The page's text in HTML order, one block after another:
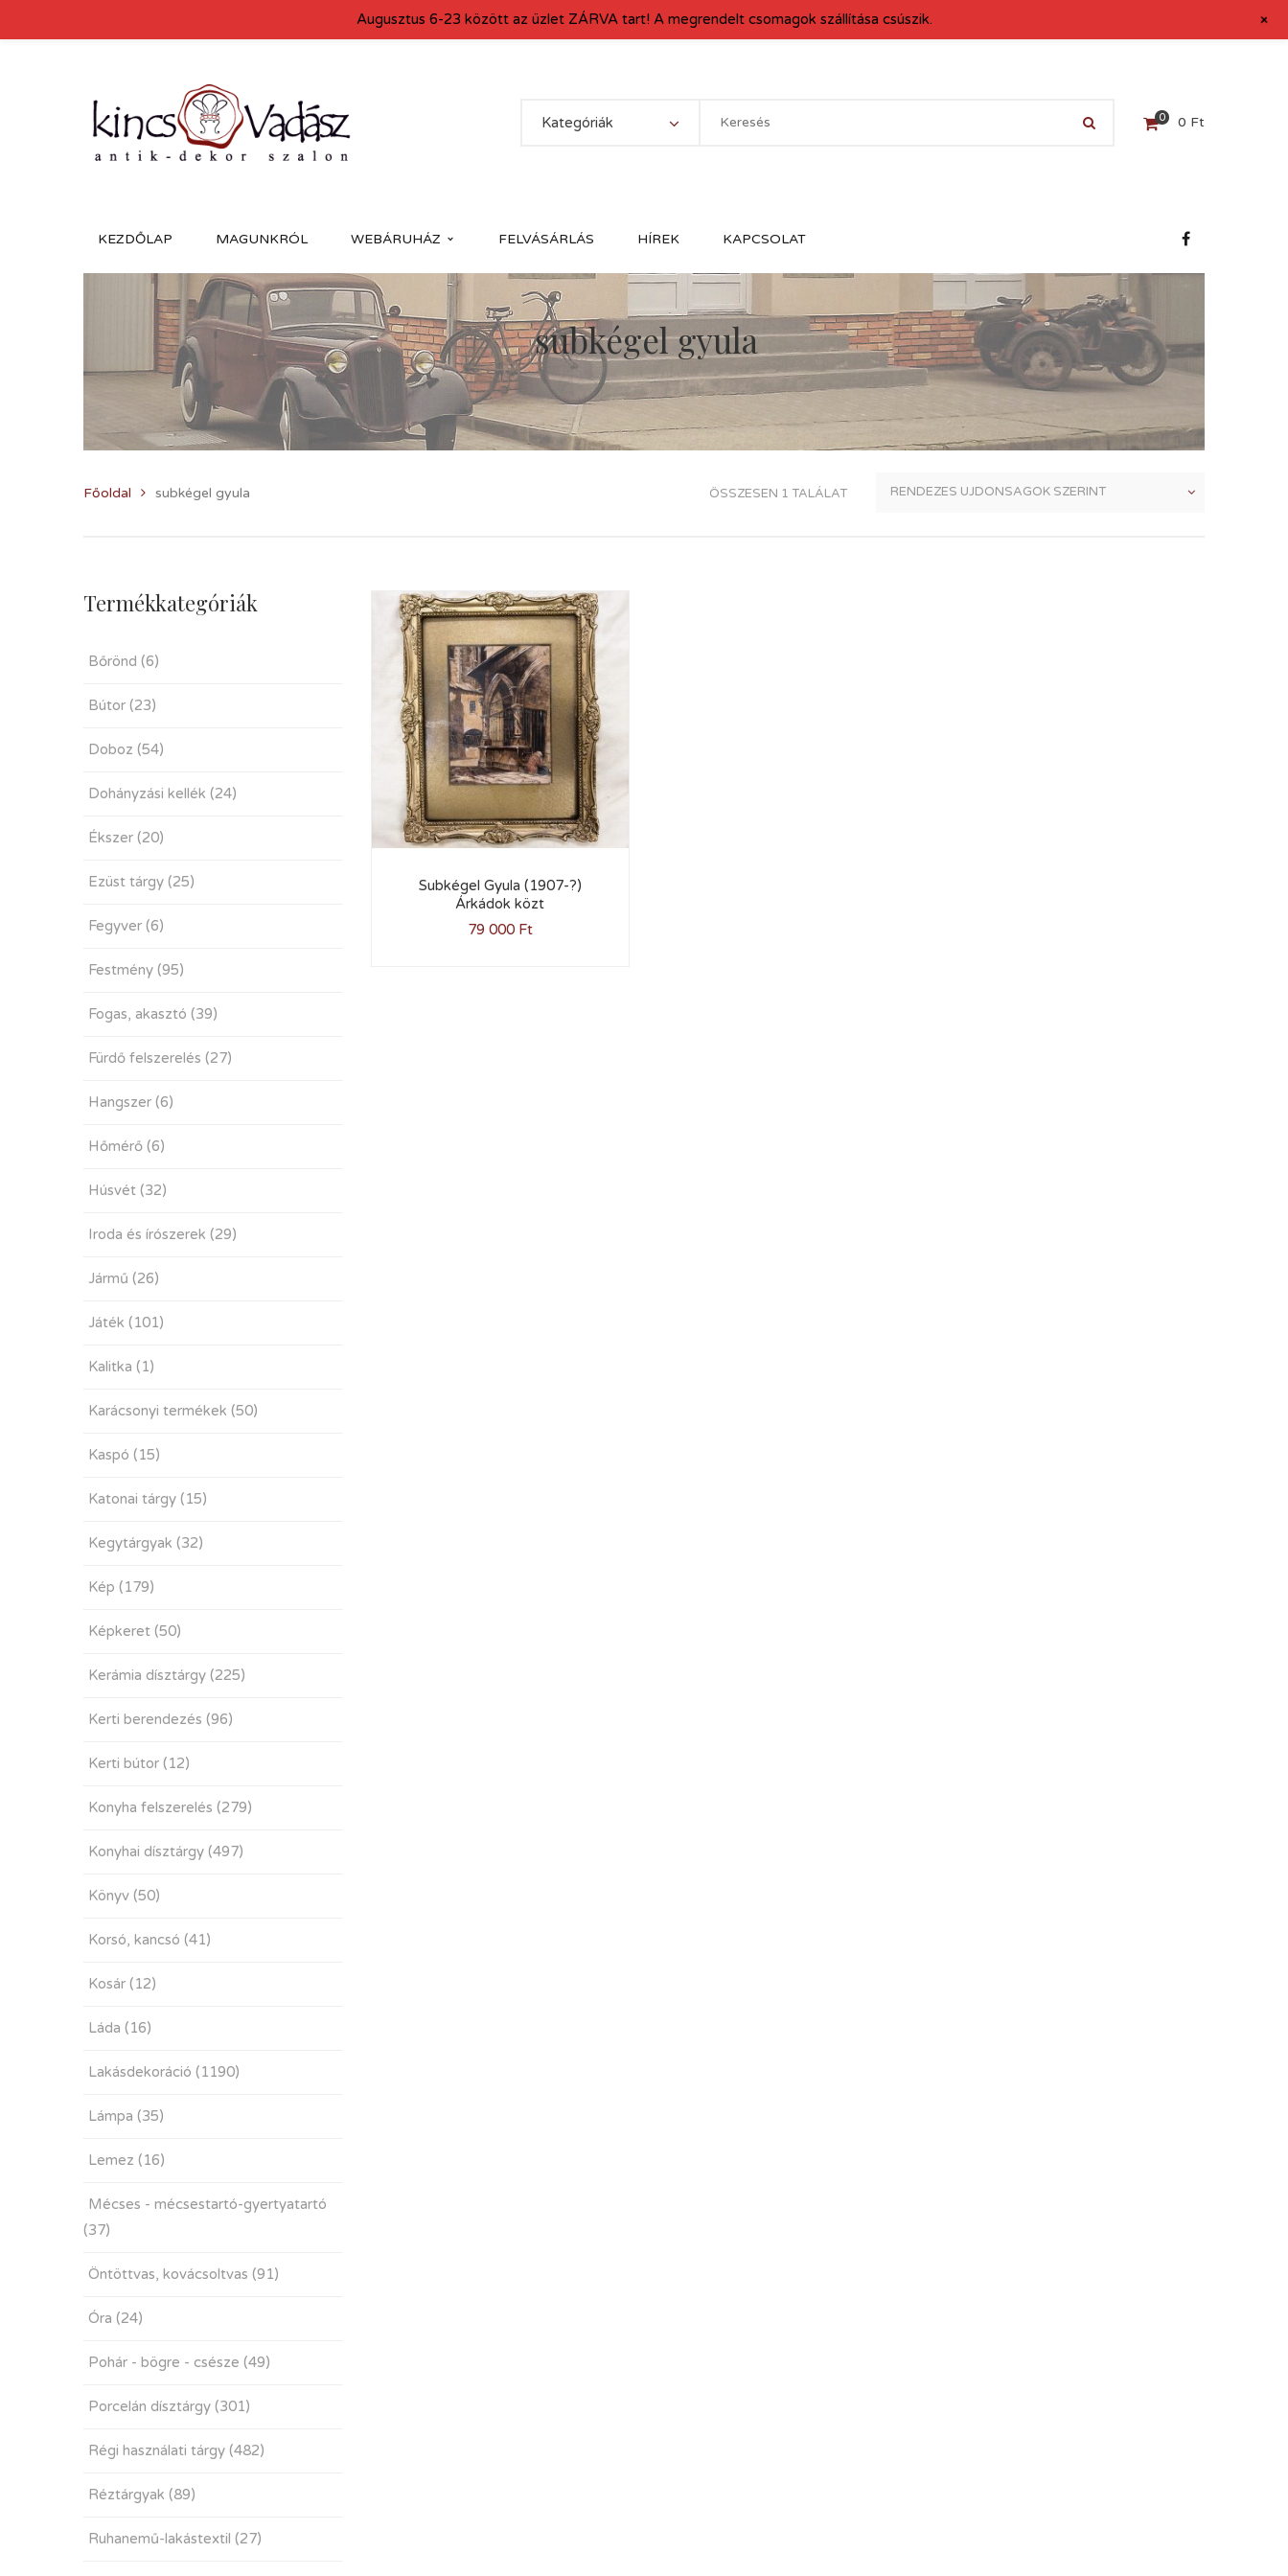
Kategóriák 0 0 Ft
KEZDŐLAP MAGUNKRÓL WEBÁRUHÁZ FELVÁSÁRLÁS HÍREK KAPCSOLAT
subkégel gyula
Főoldal subkégel gyula ÖSSZESEN 1 TALÁLAT
Termékkategóriák
Bőrönd (6)
Bútor (23)
Doboz (54)
Dohányzási kellék (24)
Ékszer (20)
Ezüst tárgy (25)
Fegyver (6)
Festmény (95)
Fogas, akasztó (39)
Fürdő felszerelés (27)
Hangszer (6)
Hőmérő (6)
Húsvét (32)
Iroda és írószerek (29)
Jármű (26)
Játék (101)
Kalitka (1)
Karácsonyi termékek (50)
Kaspó (15)
Katonai tárgy (15)
Kegytárgyak (32)
Kép (179)
Képkeret (50)
Kerámia dísztárgy (225)
Kerti berendezés (96)
Kerti bútor (12)
Konyha felszerelés (279)
Konyhai dísztárgy (497)
Könyv (50)
Korsó, kancsó (41)
Kosár (12)
Láda (16)
Lakásdekoráció (1190)
Lámpa (35)
Lemez (16)
Mécses - mécsestartó-gyertyatartó
(37)
Öntöttvas, kovácsoltvas (91)
Óra (24)
Pohár - bögre - csésze (49)
Porcelán dísztárgy (301)
Régi használati tárgy (482)
Réztárgyak (89)
Ruhanemű-lakástextil (27)
Subkégel Gyula (1907-?)
Árkádok közt
79 000 Ft
Augusztus 6-23 között az üzlet ZÁRVA tart! A megrendelt csomagok szállítása csúszik. +